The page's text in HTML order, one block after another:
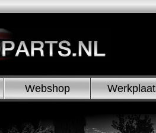
Webshop